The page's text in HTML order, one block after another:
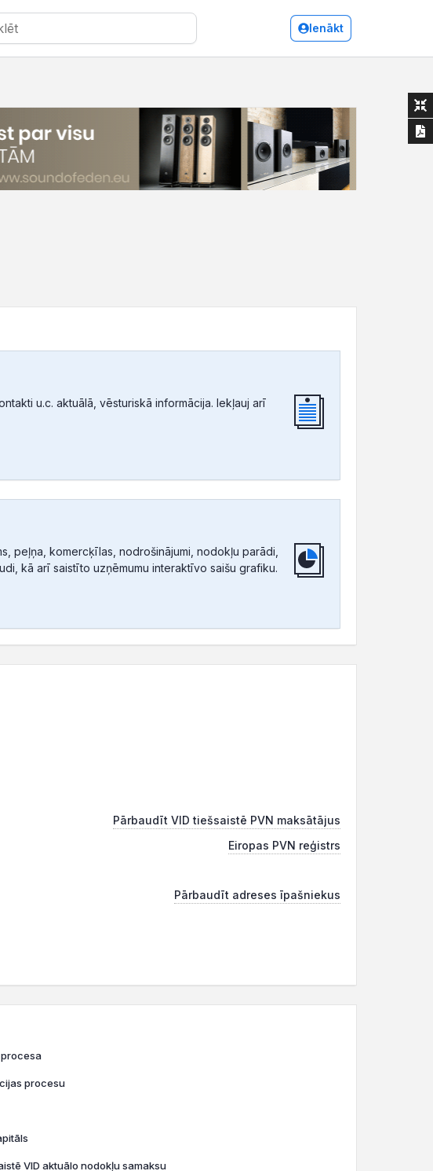
Ienākt
u.c. aktuālā, vēsturiskā informācija. Iekļauj arī
peļņa, komercķīlas, nodrošinājumi, nodokļu parādi,
kā arī saistīto uzņēmumu interaktīvo saišu grafiku.
Pārbaudīt VID tiešsaistē PVN maksātājus
Eiropas PVN reģistrs
Pārbaudīt adreses īpašniekus
procesu
VID aktuālo nodokļu samaksu